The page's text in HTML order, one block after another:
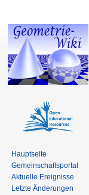
Hauptseite
Gemeinschaftsportal
Aktuelle Ereignisse
Letzte Änderungen